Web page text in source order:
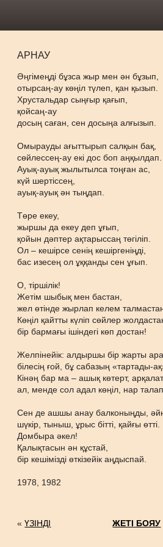
АРНАУ
Әңгімеңді бұзса жыр мен ән бұзып,
отырсаң-ау көңіл түлеп, қан қызып.
Хрустальдар сыңғыр қағып,
қойсаң-ау
досың саған, сен досыңа алғызып.
Омырауды ағыттырып салқын бақ,
сөйлессең-ау екі дос боп аңқылдап.
Ауық-ауық жылытылса тоңған ас,
күй шертіссең,
ауық-ауық ән тыңдап.
Төре екеу,
жыршы да екеу деп ұғып,
қойын дәптер ақтарыссаң төгіліп.
Ол – кешірсе сенің кешіргеніңді,
бас изесең ол ұққанды сен ұғып.
О, тіршілік!
Жетім шыбық мен бастан,
жел өтінде жырлап келем
Көңіл қайтты күліп сөйлер
бір бармағы ішіндегі көп достан!
Желпінейік: алдыршы бір жарты
білесің ғой, бұ сабазың «тартады-
Кінәң бар ма – ашық көтерт,
ал, менде сол адал көңіл, нар талап.
Сен де ашшы анау балконыңды,
шүкір, тыныш, ұрыс бітті, қайғы өтті.
Домбыра әкел!
Қалықтасын ән құстай,
бір кешімізді өткізейік аңдыспай.
1978, 1982
«ҮЗІНДІ ЖЕТІ БОЯУ